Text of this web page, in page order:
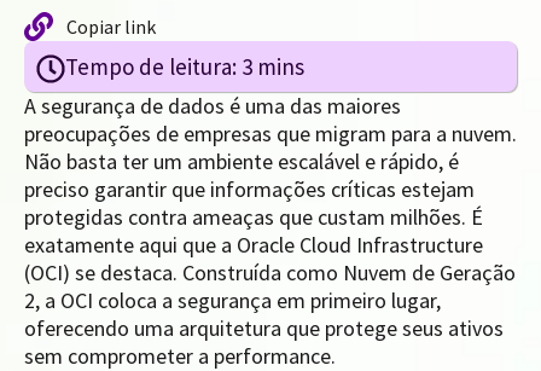
Copiar link
A segurança de dados é uma das maiores
preocupações de empresas que migram para a nuvem.
Não basta ter um ambiente escalável e rápido, é
preciso garantir que informações críticas estejam
protegidas contra ameaças que custam milhões. É
exatamente aqui que a Oracle Cloud Infrastructure
(OCI) se destaca. Construída como Nuvem de Geração
2, a OCI coloca a segurança em primeiro lugar,
oferecendo uma arquitetura que protege seus ativos
sem comprometer a performance.